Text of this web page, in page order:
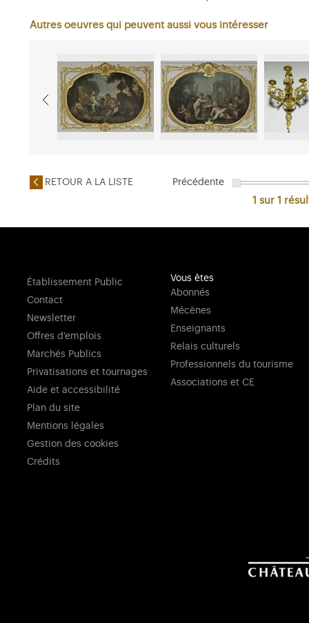
Autres oeuvres qui peuvent aussi vous intéresser
RETOUR A LA LISTE Précédente
1 sur 1
Établissement Public
Contact
Newsletter
Offres d'emplois
Marchés Publics
Privatisations et tournages
Aide et accessibilité
Plan du site
Mentions légales
Gestion des cookies
Crédits
Vous êtes
Abonnés
Mécènes
Enseignants
Relais culturels
Professionnels du tourisme
Associations et CE